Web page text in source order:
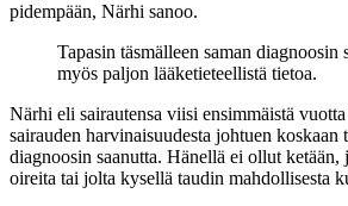
pidempään, Närhi sanoo.
Tapasin täsmälleen saman diagnoosin
myös paljon lääketieteellistä tietoa.
Närhi eli sairautensa viisi ensimmäistä
sairauden harvinaisuudesta johtuen koskaan
diagnoosin saanutta. Hänellä ei ollut ketään,
oireita tai jolta kysellä taudin mahdollisesta